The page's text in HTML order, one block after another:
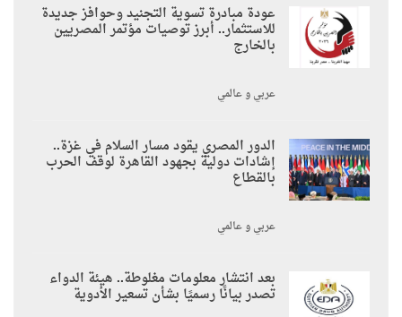
عودة مبادرة تسوية التجنيد وحوافز جديدة
للاستثمار.. أبرز توصيات مؤتمر المصريين
بالخارج
عربي و عالمي
الدور المصري يقود مسار السلام في غزة..
إشادات دولية بجهود القاهرة لوقف الحرب
بالقطاع
عربي و عالمي
بعد انتشار معلومات مغلوطة.. هيئة الدواء
تصدر بيانًا رسميًا بشأن تسعير الأدوية